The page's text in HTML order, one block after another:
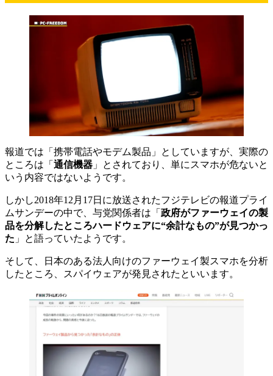
報道では「携帯電話やモデム製品」としていますが、実際の
ところは「 通信機器 」とされており、単にスマホが危ないと
いう内容ではないようです。
しかし2018年12月17日に放送されたフジテレビの報道プライ
ムサンデーの中で、与党関係者は「 政府がファーウェイの製
品を分解したところハードウェアに“余計なもの”が見つかっ
た 」と語っていたようです。
そして、日本のある法人向けのファーウェイ製スマホを分析
したところ、スパイウェアが発見されたといいます。